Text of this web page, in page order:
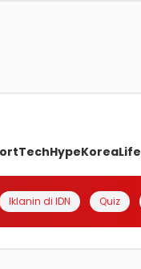
TechHypeKoreaLife
Iklanin di IDN Quiz